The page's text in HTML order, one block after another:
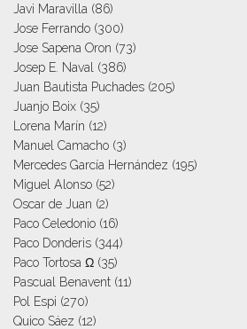
Javi Maravilla (86)
Jose Ferrando (300)
Jose Sapena Oron (73)
Josep E. Naval
(386)
Juan Bautista Puchades (205)
Juanjo Boix (35)
Lorena Marín (12)
Manuel Camacho (3)
Mercedes García Hernández (195)
Miguel Alonso (52)
Oscar de Juan (2)
Paco Celedonio (16)
Paco Donderis (344)
Paco Tortosa Ω (35)
Pascual Benavent (11)
Pol Espi (270)
Quico Sáez (12)